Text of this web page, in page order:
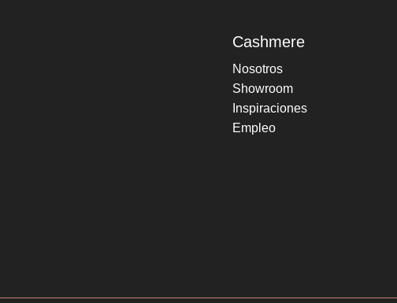
Cashmere
Nosotros
Showroom
Inspiraciones
Empleo